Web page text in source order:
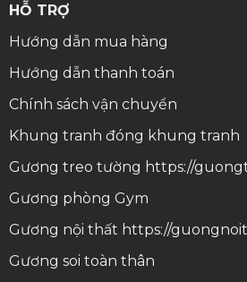
HỖ TRỢ
Hướng dẫn mua hàng
Hướng dẫn thanh toán
Chính sách vận chuyển
Khung tranh đóng khung tranh
Gương treo tường https://
Gương phòng Gym
Gương nội thất https://
Gương soi toàn thân